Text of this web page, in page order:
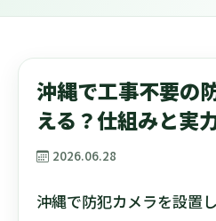
沖縄で工事不要の
える？仕組みと実
2026.06.28
沖縄で防犯カメラを設置